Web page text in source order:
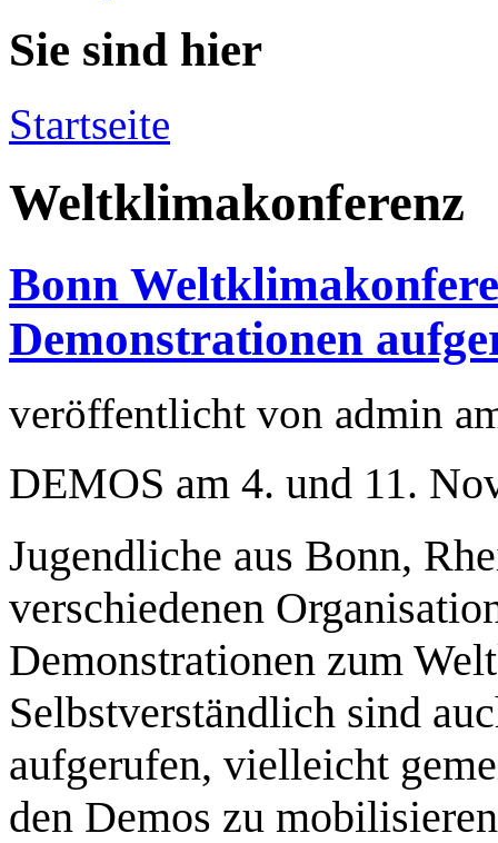
Sie sind hier
Startseite
Weltklimakonferenz
Bonn
Demonstrationen
veröffentlicht von admin
DEMOS am 4. und 11.
Jugendliche aus Bonn,
verschiedenen
Demonstrationen zum
Selbstverständlich sind
aufgerufen, vielleicht
den Demos zu